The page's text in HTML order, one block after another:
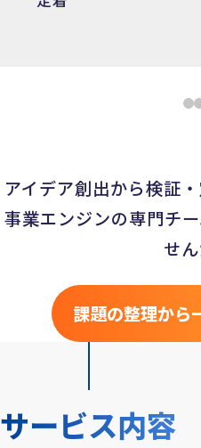
アイデア創出から検証
事業エンジンの専門チ
せ
課題の整理から
サービス内容